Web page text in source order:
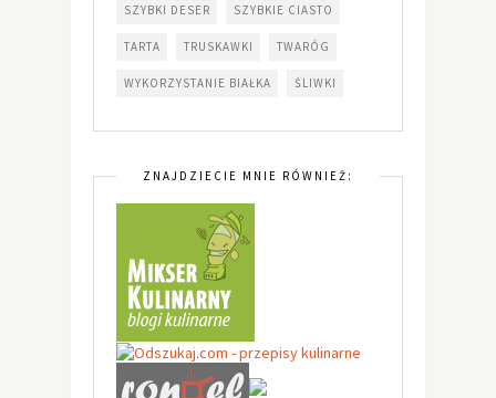
SZYBKI DESER SZYBKIE CIASTO
TARTA TRUSKAWKI TWARÓG
WYKORZYSTANIE BIAŁKA ŚLIWKI
ZNAJDZIECIE MNIE RÓWNIEŻ: